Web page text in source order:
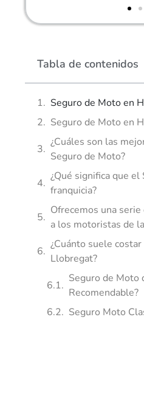
Tabla de contenidos
Seguro de Moto en
Seguro de Moto en
¿Cuáles son las
Seguro de Moto?
¿Qué significa que
franquicia?
Ofrecemos una
a los motoristas de
¿Cuánto suele
Llobregat?
Seguro de Moto
Recomendable?
Seguro Moto